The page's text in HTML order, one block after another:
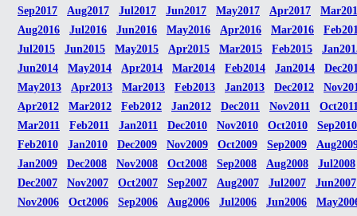
Sep2017
Aug2017 Jul2017 Jun2017 May2017 Apr2017
Aug2016
Jul2016 Jun2016 May2016 Apr2016 Mar2016
Jul2015
Jun2015 May2015 Apr2015 Mar2015 Feb2015
Jun2014
May2014 Apr2014 Mar2014 Feb2014 Jan2014
May2013
Apr2013 Mar2013 Feb2013 Jan2013 Dec2012
Apr2012
Mar2012 Feb2012 Jan2012 Dec2011 Nov2011
Mar2011
Feb2011 Jan2011 Dec2010 Nov2010 Oct2010
Sep2010
Feb2010
Jan2010 Dec2009 Nov2009 Oct2009 Sep2009
Jan2009
Dec2008 Nov2008 Oct2008 Sep2008 Aug2008
Jul2008
Dec2007
Nov2007 Oct2007 Sep2007 Aug2007 Jul2007
Jun2007
Nov2006
Oct2006 Sep2006 Aug2006 Jul2006 Jun2006